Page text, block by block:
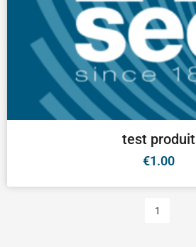
test produit
€1.00
1